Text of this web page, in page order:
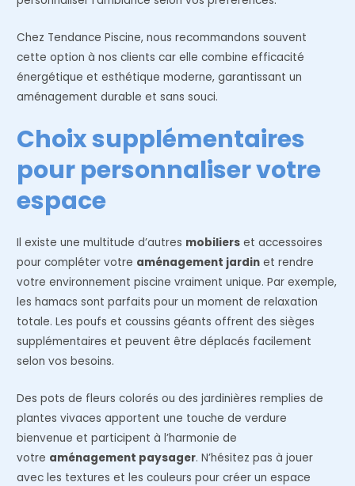
Chez Tendance Piscine, nous recommandons souvent
cette option à nos clients car elle combine efficacité
énergétique et esthétique moderne, garantissant un
aménagement durable et sans souci.
Choix supplémentaires
pour personnaliser votre
espace
Il existe une multitude d’autres mobiliers et accessoires
pour compléter votre aménagement jardin et rendre
votre environnement piscine vraiment unique. Par exemple,
les hamacs sont parfaits pour un moment de relaxation
totale. Les poufs et coussins géants offrent des sièges
supplémentaires et peuvent être déplacés facilement
selon vos besoins.
Des pots de fleurs colorés ou des jardinières remplies de
plantes vivaces apportent une touche de verdure
bienvenue et participent à l’harmonie de
votre aménagement paysager. N’hésitez pas à jouer
avec les textures et les couleurs pour créer un espace